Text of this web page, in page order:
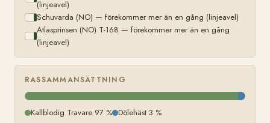
(linjeavel)
Schuvarda (NO) — förekommer mer än en gång (linjeavel)
Atlasprinsen (NO) T-168 — förekommer mer än en gång
(linjeavel)
RASSAMMANSÄTTNING
Kallblodig Travare 97 % Dölehäst 3 %